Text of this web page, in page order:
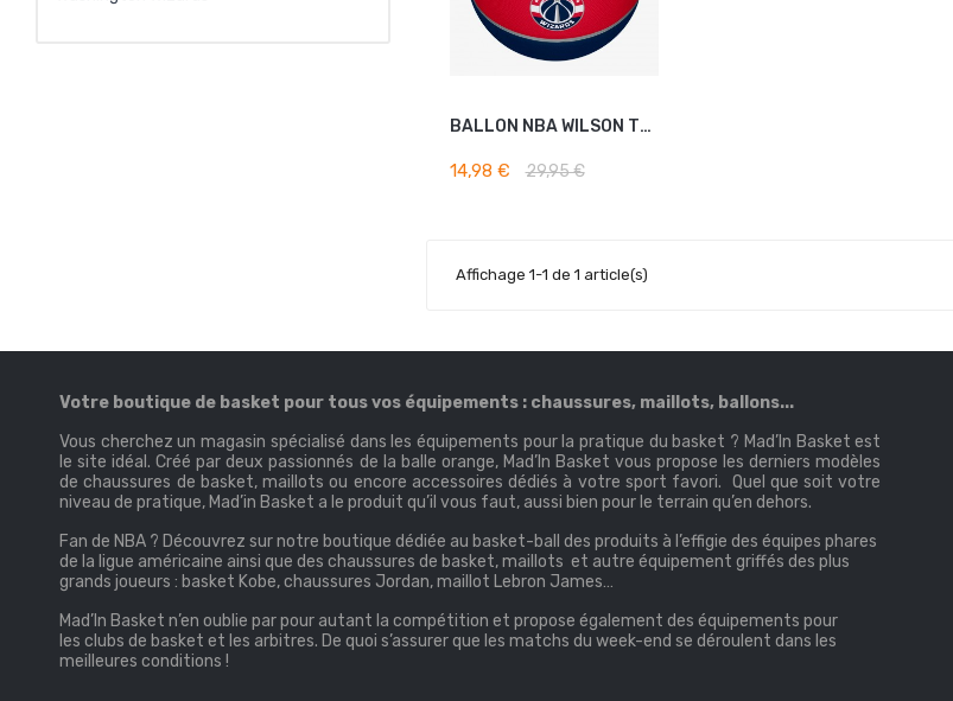
BALLON NBA WILSON TEAM...
14,98 € 29,95 €
AJOUTER AU PANIER
Affichage 1-1 de 1 article(s)
Votre boutique de basket pour tous vos équipements : chaussures, maillots, ballons...
Vous cherchez un magasin spécialisé dans les équipements pour la pratique du basket ? Mad’In Basket est
le site idéal. Créé par deux passionnés de la balle orange, Mad’In Basket vous propose les derniers modèles
de chaussures de basket, maillots ou encore accessoires dédiés à votre sport favori. Quel que soit votre
niveau de pratique, Mad’in Basket a le produit qu’il vous faut, aussi bien pour le terrain qu’en dehors.
Fan de NBA ? Découvrez sur notre boutique dédiée au basket-ball des produits à l’effigie des équipes phares
de la ligue américaine ainsi que des chaussures de basket, maillots et autre équipement griffés des plus
grands joueurs : basket Kobe, chaussures Jordan, maillot Lebron James…
Mad’In Basket n’en oublie par pour autant la compétition et propose également des équipements pour
les clubs de basket et les arbitres. De quoi s’assurer que les matchs du week-end se déroulent dans les
meilleures conditions !